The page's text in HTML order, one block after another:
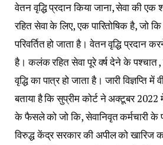
वेतन वृद्धि प्रदान किया जाना, सेवा की
रहित सेवा के लिए, एक पारितोषिक है, जो
परिवर्तित हो जाता है। वेतन वृद्धि प्रदान
है। कलंक रहित सेवा पूरे वर्ष देने के पश्चात
वृद्धि का पात्र हो जाता है। जारी विज्ञप्ति
बताया है कि सुप्रीम कोर्ट ने अक्टूबर 2022
के फैसले को जो कि, सेवानिवृत कर्मचारी के
विरुद्ध केंद्र सरकार की अपील को खारिज